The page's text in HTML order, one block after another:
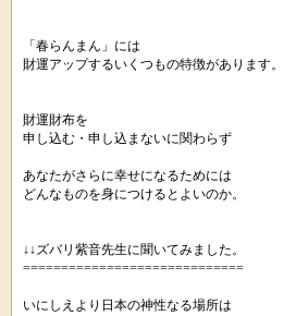
「春らんまん」には
財運アップするいくつもの特徴があります。
財運財布を
申し込む・申し込まないに関わらず
あなたがさらに幸せになるためには
どんなものを身につけるとよいのか。
↓↓ズバリ紫音先生に聞いてみました。
=============================
いにしえより日本の神性なる場所は